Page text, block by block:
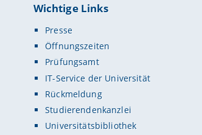
Wichtige Links
Presse
Öffnungszeiten
Prüfungsamt
IT-Service der Universität
Rückmeldung
Studierendenkanzlei
Universitätsbibliothek